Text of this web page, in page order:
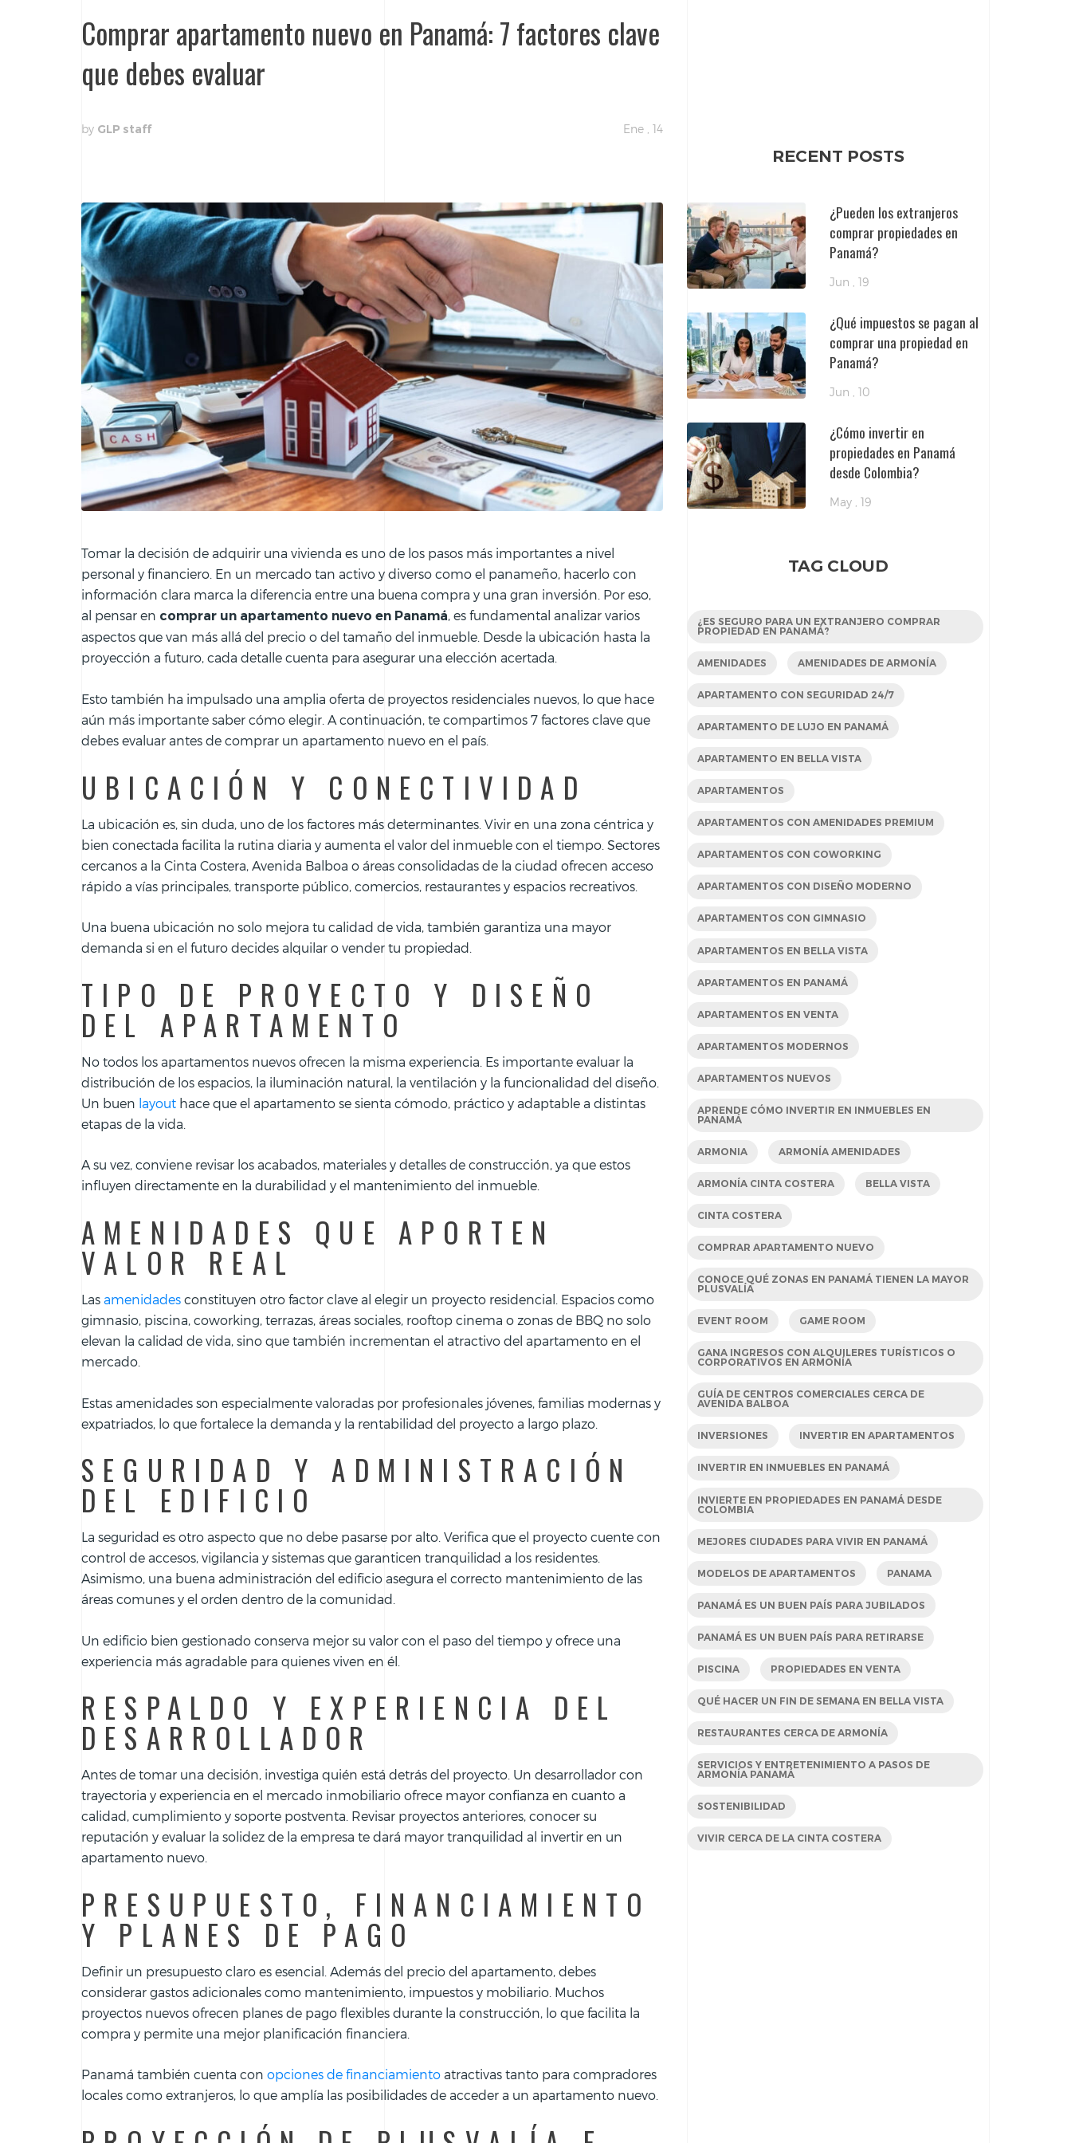
Comprar apartamento nuevo en Panamá: 7 factores clave
que debes evaluar
by GLP staff Ene , 14
Tomar la decisión de adquirir una vivienda es uno de los pasos más importantes a nivel
personal y financiero. En un mercado tan activo y diverso como el panameño, hacerlo con
información clara marca la diferencia entre una buena compra y una gran inversión. Por eso,
al pensar en comprar un apartamento nuevo en Panamá, es fundamental analizar varios
aspectos que van más allá del precio o del tamaño del inmueble. Desde la ubicación hasta la
proyección a futuro, cada detalle cuenta para asegurar una elección acertada.
Esto también ha impulsado una amplia oferta de proyectos residenciales nuevos, lo que hace
aún más importante saber cómo elegir. A continuación, te compartimos 7 factores clave que
debes evaluar antes de comprar un apartamento nuevo en el país.
UBICACIÓN Y CONECTIVIDAD
La ubicación es, sin duda, uno de los factores más determinantes. Vivir en una zona céntrica y
bien conectada facilita la rutina diaria y aumenta el valor del inmueble con el tiempo. Sectores
cercanos a la Cinta Costera, Avenida Balboa o áreas consolidadas de la ciudad ofrecen acceso
rápido a vías principales, transporte público, comercios, restaurantes y espacios recreativos.
Una buena ubicación no solo mejora tu calidad de vida, también garantiza una mayor
demanda si en el futuro decides alquilar o vender tu propiedad.
TIPO DE PROYECTO Y DISEÑO
DEL APARTAMENTO
No todos los apartamentos nuevos ofrecen la misma experiencia. Es importante evaluar la
distribución de los espacios, la iluminación natural, la ventilación y la funcionalidad del diseño.
Un buen layout hace que el apartamento se sienta cómodo, práctico y adaptable a distintas
etapas de la vida.
A su vez, conviene revisar los acabados, materiales y detalles de construcción, ya que estos
influyen directamente en la durabilidad y el mantenimiento del inmueble.
AMENIDADES QUE APORTEN
VALOR REAL
Las amenidades constituyen otro factor clave al elegir un proyecto residencial. Espacios como
gimnasio, piscina, coworking, terrazas, áreas sociales, rooftop cinema o zonas de BBQ no solo
elevan la calidad de vida, sino que también incrementan el atractivo del apartamento en el
mercado.
Estas amenidades son especialmente valoradas por profesionales jóvenes, familias modernas y
expatriados, lo que fortalece la demanda y la rentabilidad del proyecto a largo plazo.
SEGURIDAD Y ADMINISTRACIÓN
DEL EDIFICIO
La seguridad es otro aspecto que no debe pasarse por alto. Verifica que el proyecto cuente con
control de accesos, vigilancia y sistemas que garanticen tranquilidad a los residentes.
Asimismo, una buena administración del edificio asegura el correcto mantenimiento de las
áreas comunes y el orden dentro de la comunidad.
Un edificio bien gestionado conserva mejor su valor con el paso del tiempo y ofrece una
experiencia más agradable para quienes viven en él.
RESPALDO Y EXPERIENCIA DEL
DESARROLLADOR
Antes de tomar una decisión, investiga quién está detrás del proyecto. Un desarrollador con
trayectoria y experiencia en el mercado inmobiliario ofrece mayor confianza en cuanto a
calidad, cumplimiento y soporte postventa. Revisar proyectos anteriores, conocer su
reputación y evaluar la solidez de la empresa te dará mayor tranquilidad al invertir en un
apartamento nuevo.
PRESUPUESTO, FINANCIAMIENTO
Y PLANES DE PAGO
Definir un presupuesto claro es esencial. Además del precio del apartamento, debes
considerar gastos adicionales como mantenimiento, impuestos y mobiliario. Muchos
proyectos nuevos ofrecen planes de pago flexibles durante la construcción, lo que facilita la
compra y permite una mejor planificación financiera.
Panamá también cuenta con opciones de financiamiento atractivas tanto para compradores
locales como extranjeros, lo que amplía las posibilidades de acceder a un apartamento nuevo.
RECENT POSTS
¿Pueden los extranjeros
comprar propiedades en
Panamá?
Jun , 19
¿Qué impuestos se pagan al
comprar una propiedad en
Panamá?
Jun , 10
¿Cómo invertir en
propiedades en Panamá
desde Colombia?
May , 19
TAG CLOUD
¿ES SEGURO PARA UN EXTRANJERO COMPRAR
PROPIEDAD EN PANAMÁ?
AMENIDADES AMENIDADES DE ARMONÍA
APARTAMENTO CON SEGURIDAD 24/7
APARTAMENTO DE LUJO EN PANAMÁ
APARTAMENTO EN BELLA VISTA
APARTAMENTOS
APARTAMENTOS CON AMENIDADES PREMIUM
APARTAMENTOS CON COWORKING
APARTAMENTOS CON DISEÑO MODERNO
APARTAMENTOS CON GIMNASIO
APARTAMENTOS EN BELLA VISTA
APARTAMENTOS EN PANAMÁ
APARTAMENTOS EN VENTA
APARTAMENTOS MODERNOS
APARTAMENTOS NUEVOS
APRENDE CÓMO INVERTIR EN INMUEBLES EN
PANAMÁ
ARMONIA ARMONÍA AMENIDADES
ARMONÍA CINTA COSTERA BELLA VISTA
CINTA COSTERA
COMPRAR APARTAMENTO NUEVO
CONOCE QUÉ ZONAS EN PANAMÁ TIENEN LA MAYOR
PLUSVALÍA
EVENT ROOM GAME ROOM
GANA INGRESOS CON ALQUILERES TURÍSTICOS O
CORPORATIVOS EN ARMONÍA
GUÍA DE CENTROS COMERCIALES CERCA DE
AVENIDA BALBOA
INVERSIONES INVERTIR EN APARTAMENTOS
INVERTIR EN INMUEBLES EN PANAMÁ
INVIERTE EN PROPIEDADES EN PANAMÁ DESDE
COLOMBIA
MEJORES CIUDADES PARA VIVIR EN PANAMÁ
MODELOS DE APARTAMENTOS PANAMA
PANAMÁ ES UN BUEN PAÍS PARA JUBILADOS
PANAMÁ ES UN BUEN PAÍS PARA RETIRARSE
PISCINA PROPIEDADES EN VENTA
QUÉ HACER UN FIN DE SEMANA EN BELLA VISTA
RESTAURANTES CERCA DE ARMONÍA
SERVICIOS Y ENTRETENIMIENTO A PASOS DE
ARMONÍA PANAMÁ
SOSTENIBILIDAD
VIVIR CERCA DE LA CINTA COSTERA